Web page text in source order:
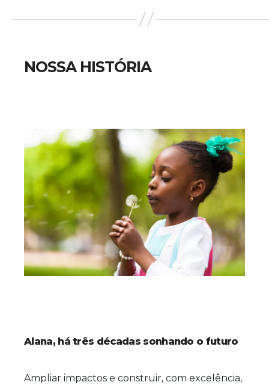
NOSSA HISTÓRIA
Alana, há três décadas sonhando o futuro
Ampliar impactos e construir, com excelência,